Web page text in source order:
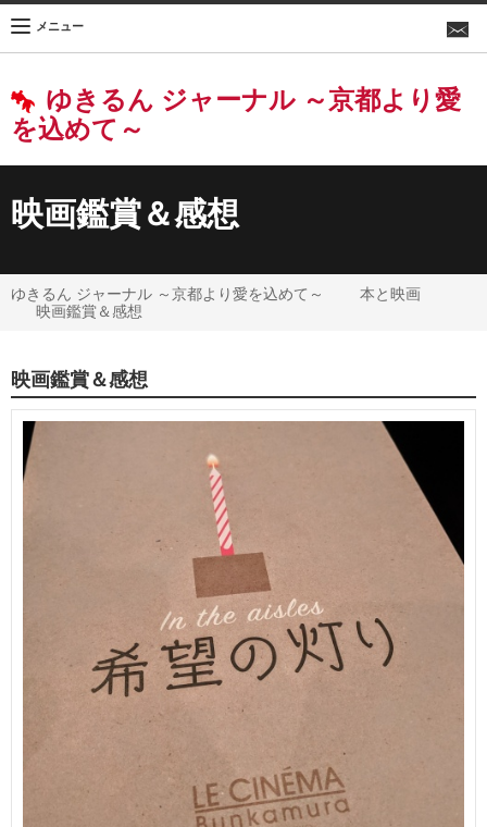
ゆきるん ジャーナル ～京都より愛
を込めて～
メニュー
映画鑑賞＆感想
ゆきるん ジャーナル ～京都より愛を込めて～
本と映画
映画鑑賞＆感想
映画鑑賞＆感想